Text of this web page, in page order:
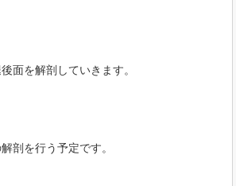
面を解剖していきます。
剖を行う予定です。